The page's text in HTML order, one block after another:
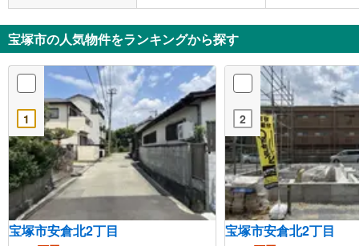
宝塚市の人気物件をランキングから探す
1
宝塚市安倉北2丁目
2
宝塚市安倉北2丁目